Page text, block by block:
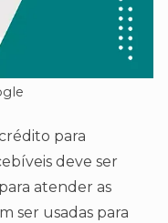
para
deve ser
atender as
ser usadas para